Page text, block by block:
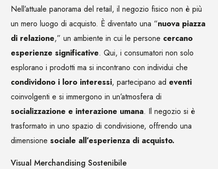
Nell’attuale panorama del retail, il negozio fisico non è più
un mero luogo di acquisto. È diventato una “nuova piazza
di relazione,” un ambiente in cui le persone cercano
esperienze significative. Qui, i consumatori non solo
esplorano i prodotti ma si incontrano con individui che
condividono i loro interessi, partecipano ad eventi
coinvolgenti e si immergono in un’atmosfera di
socializzazione e interazione umana. Il negozio si è
trasformato in uno spazio di condivisione, offrendo una
dimensionesociale all’esperienza di acquisto.
Visual Merchandising Sostenibile